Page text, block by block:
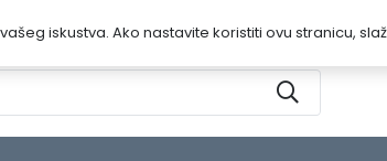
iskustva. Ako nastavite koristiti ovu stranicu,